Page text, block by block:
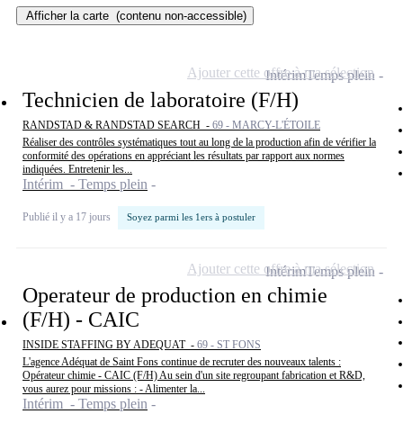
Afficher la carte (contenu non-accessible)
Technicien de laboratoire (F/H)
RANDSTAD & RANDSTAD SEARCH - 69 - MARCY-L'ÉTOILE
Réaliser des contrôles systématiques tout au long de la production afin de vérifier la
conformité des opérations en appréciant les résultats par rapport aux normes
indiquées. Entretenir les...
Intérim - Temps plein
Publié il y a 17 jours Soyez parmi les 1ers à postuler
IntérimTemps plein
Ajouter cette offre à ma sélection
Operateur de production en chimie
(F/H) - CAIC
INSIDE STAFFING BY ADEQUAT - 69 - ST FONS
L'agence Adéquat de Saint Fons continue de recruter des nouveaux talents :
Opérateur chimie - CAIC (F/H) Au sein d'un site regroupant fabrication et R&D,
vous aurez pour missions : - Alimenter la...
Intérim - Temps plein
IntérimTemps plein
Ajouter cette offre à ma sélection